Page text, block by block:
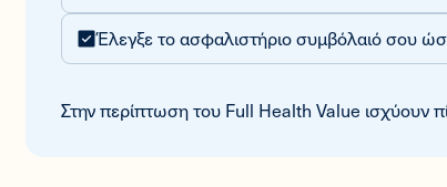
Έλεγξε το ασφαλιστήριο συμβόλαιό σου
Στην περίπτωση του Full Health Value ισχύουν